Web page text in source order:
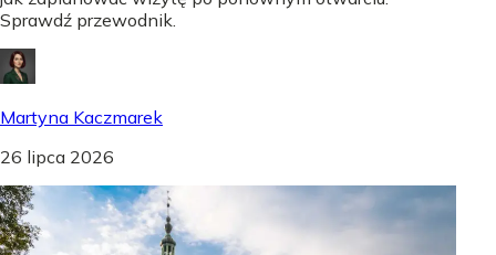
Sprawdź przewodnik.
Martyna Kaczmarek
26 lipca 2026